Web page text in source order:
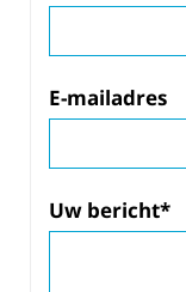
E-mailadres
Uw bericht*